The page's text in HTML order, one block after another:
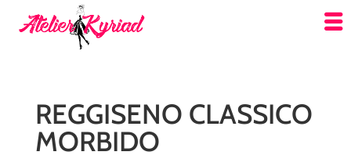
REGGISENO CLASSICO
MORBIDO